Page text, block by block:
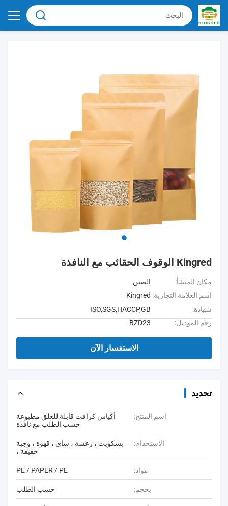
Kingred الوقوف الحقائب مع النافذة
مكان المنشأ:
الصين
اسم العلامة التجارية: Kingred
شهادة:
ISO,SGS,HACCP,GB
رقم الموديل:
BZD23
الاستفسار الآن
تحديد
اسم المنتج:
أكياس كرافت قابلة للغلق مطبوعة
حسب الطلب مع نافذة
الاستخدام:
بسكويت ، رعشة ، شاي ، قهوة ، وجبة
خفيفة ،
مواد: PE / PAPER / PE
بحجم: حسب الطلب